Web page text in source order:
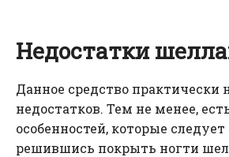
Недостатки
Данное средство практически
недостатков. Тем не менее,
особенностей, которые следует
решившись покрыть ногти